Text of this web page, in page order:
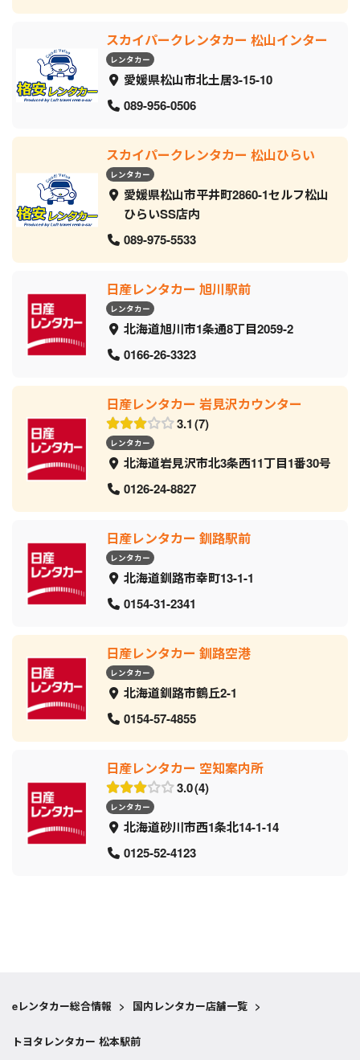
スカイパークレンタカー 松山インター
レンタカー
愛媛県松山市北土居3-15-10
089-956-0506
スカイパークレンタカー 松山ひらい
レンタカー
愛媛県松山市平井町2860-1セルフ松山
ひらいSS店内
089-975-5533
日産レンタカー 旭川駅前
レンタカー
北海道旭川市1条通8丁目2059‐2
0166-26-3323
日産レンタカー 岩見沢カウンター
3.1 7
レンタカー
北海道岩見沢市北3条西11丁目1番30号
0126-24-8827
日産レンタカー 釧路駅前
レンタカー
北海道釧路市幸町13-1-1
0154-31-2341
日産レンタカー 釧路空港
レンタカー
北海道釧路市鶴丘2-1
0154-57-4855
日産レンタカー 空知案内所
3.0 4
レンタカー
北海道砂川市西1条北14-1-14
0125-52-4123
eレンタカー総合情報 > 国内レンタカー店舗一覧 >
トヨタレンタカー 松本駅前